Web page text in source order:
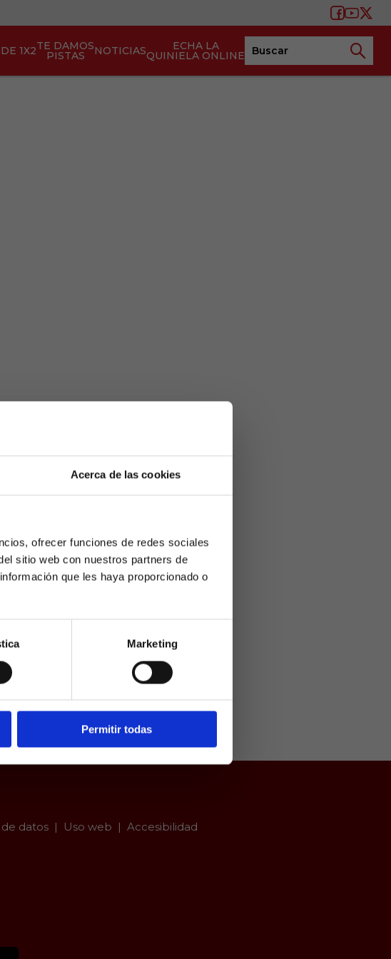
Acerca de las cookies
ofrecer funciones de redes sociales
sitio web con nuestros partners de
que les haya proporcionado o
Marketing
Permitir todas
y exclusivamente a
usuarios mayores
responder con
1X2TE DAMOS
PISTAS NOTICIAS ECHA LA
QUINIELA ONLINE
datos Uso web Accesibilidad